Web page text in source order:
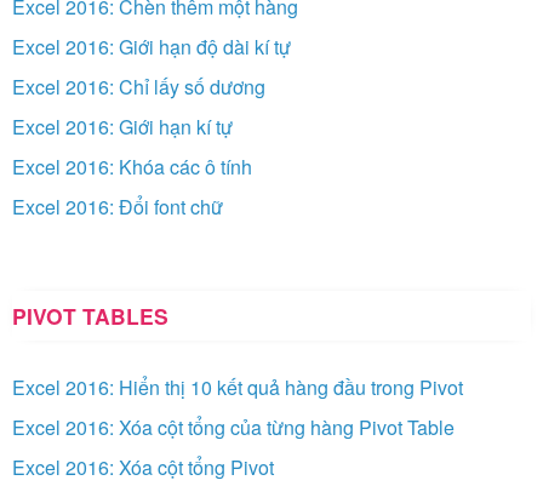
Excel 2016: Chèn thêm một hàng
Excel 2016: Giới hạn độ dài kí tự
Excel 2016: Chỉ lấy số dương
Excel 2016: Giới hạn kí tự
Excel 2016: Khóa các ô tính
Excel 2016: Đổi font chữ
PIVOT TABLES
Excel 2016: Hiển thị 10 kết quả hàng đầu trong Pivot
Excel 2016: Xóa cột tổng của từng hàng Pivot Table
Excel 2016: Xóa cột tổng Pivot